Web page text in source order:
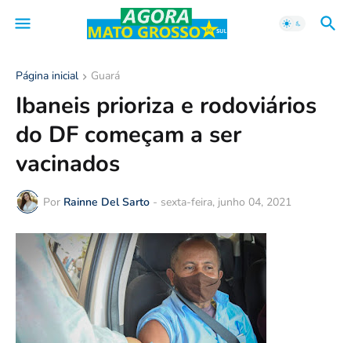
Página inicial Guará
Ibaneis prioriza e rodoviários
do DF começam a ser
vacinados
Por Rainne Del Sarto - sexta-feira, junho 04, 2021